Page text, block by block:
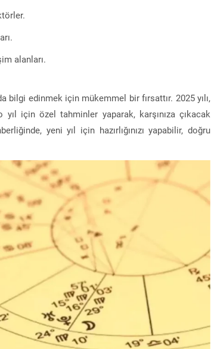
alanları.
bilgi edinmek için mükemmel bir fırsattır. 2025 yılı,
için özel tahminler yaparak, karşınıza çıkacak
yeni yıl için hazırlığınızı yapabilir, doğru